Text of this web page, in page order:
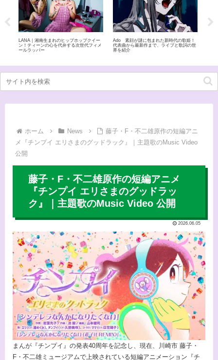
LANA｜湘南生まれのヒップホップクイー
ン！ティーンの心を代弁する次世代フィメ
ールラッパー
Ado 素顔が謎に包まれた新時代の歌姫！
代表曲から最新作まで、ライブと歌詞の世
界を紹介
ホーム News
藤子・F・不二雄原作の短編アニ
メ『チンプイ エリさまのグッドラック』｜主題歌のMusic Video
公開
藤子・F・不二雄原作の短編アニメ
『チンプイ エリさまのグッドラッ
ク』｜主題歌のMusic Video 公開
2026.06.05
まんが『チンプイ』の発表40周年を記念し、現在、川崎市 藤子・
F・不二雄ミュージアムで上映されている短編アニメーション『チ